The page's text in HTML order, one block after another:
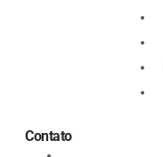
Contato